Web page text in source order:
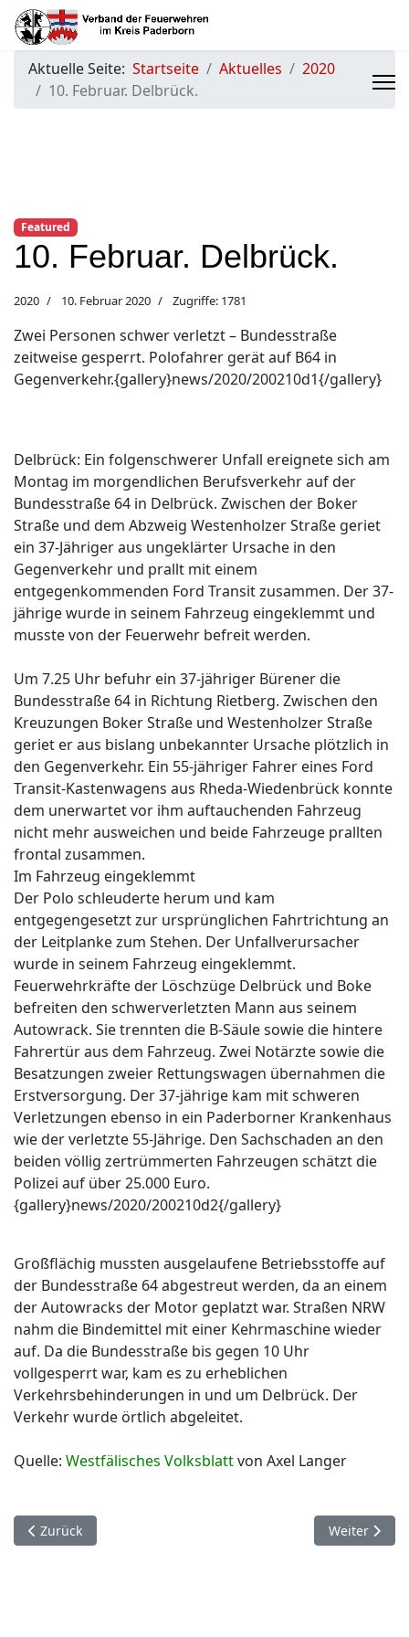
Aktuelle Seite: Startseite Aktuelles
2020
10. Februar. Delbrück.
Featured
10. Februar. Delbrück.
2020 10. Februar 2020 Zugriffe: 1781
Zwei Personen schwer verletzt – Bundesstraße
zeitweise gesperrt. Polofahrer gerät auf B64 in
Gegenverkehr.{gallery}news/2020/200210d1{/gallery}
Delbrück: Ein folgenschwerer Unfall ereignete sich am
Montag im morgendlichen Berufsverkehr auf der
Bundesstraße 64 in Delbrück. Zwischen der Boker
Straße und dem Abzweig Westenholzer Straße geriet
ein 37-Jähriger aus ungeklärter Ursache in den
Gegenverkehr und prallt mit einem
entgegenkommenden Ford Transit zusammen. Der 37-
jährige wurde in seinem Fahrzeug eingeklemmt und
musste von der Feuerwehr befreit werden.
Um 7.25 Uhr befuhr ein 37-jähriger Bürener die
Bundesstraße 64 in Richtung Rietberg. Zwischen den
Kreuzungen Boker Straße und Westenholzer Straße
geriet er aus bislang unbekannter Ursache plötzlich in
den Gegenverkehr. Ein 55-jähriger Fahrer eines Ford
Transit-Kastenwagens aus Rheda-Wiedenbrück konnte
dem unerwartet vor ihm auftauchenden Fahrzeug
nicht mehr ausweichen und beide Fahrzeuge prallten
frontal zusammen.
Im Fahrzeug eingeklemmt
Der Polo schleuderte herum und kam
entgegengesetzt zur ursprünglichen Fahrtrichtung an
der Leitplanke zum Stehen. Der Unfallverursacher
wurde in seinem Fahrzeug eingeklemmt.
Feuerwehrkräfte der Löschzüge Delbrück und Boke
befreiten den schwerverletzten Mann aus seinem
Autowrack. Sie trennten die B-Säule sowie die hintere
Fahrertür aus dem Fahrzeug. Zwei Notärzte sowie die
Besatzungen zweier Rettungswagen übernahmen die
Erstversorgung. Der 37-jährige kam mit schweren
Verletzungen ebenso in ein Paderborner Krankenhaus
wie der verletzte 55-Jährige. Den Sachschaden an den
beiden völlig zertrümmerten Fahrzeugen schätzt die
Polizei auf über 25.000 Euro.
{gallery}news/2020/200210d2{/gallery}
Großflächig mussten ausgelaufene Betriebsstoffe auf
der Bundesstraße 64 abgestreut werden, da an einem
der Autowracks der Motor geplatzt war. Straßen NRW
nahm die Bindemittel mit einer Kehrmaschine wieder
auf. Da die Bundesstraße bis gegen 10 Uhr
vollgesperrt war, kam es zu erheblichen
Verkehrsbehinderungen in und um Delbrück. Der
Verkehr wurde örtlich abgeleitet.
Quelle: Westfälisches Volksblattvon Axel Langer
Vorheriger Beitrag: Delbrück Westenholz.
Zurück Nächster
Weiter